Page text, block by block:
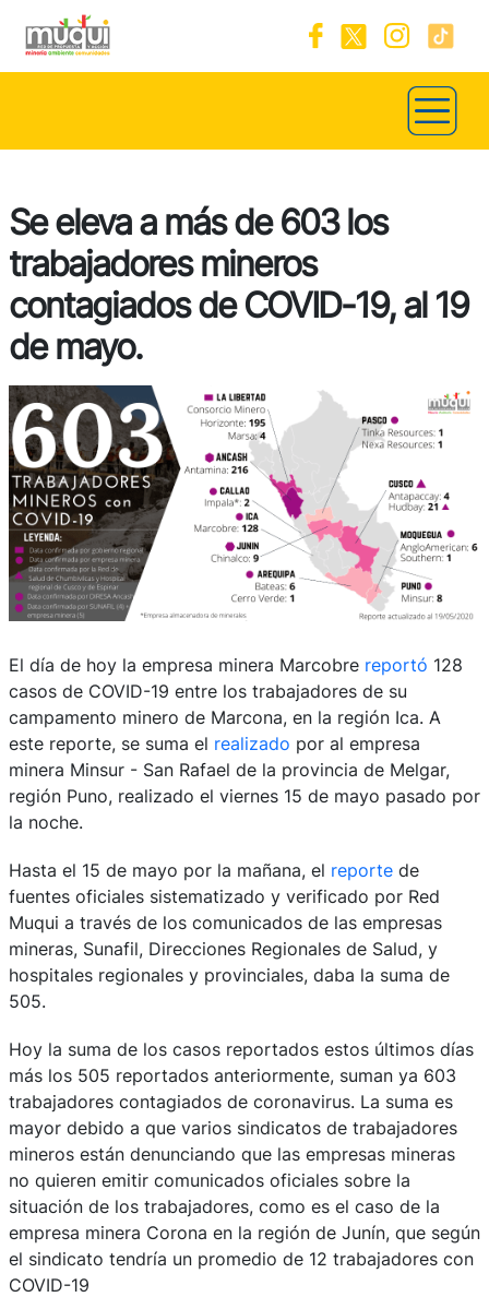
Se eleva a más de 603 los
trabajadores mineros
contagiados de COVID-19, al 19
de mayo.
El día de hoy la empresa minera Marcobre reportó 128
casos de COVID-19 entre los trabajadores de su
campamento minero de Marcona, en la región Ica. A
este reporte, se suma el realizado por al empresa
minera Minsur - San Rafael de la provincia de Melgar,
región Puno, realizado el viernes 15 de mayo pasado por
la noche.
Hasta el 15 de mayo por la mañana, el reporte de
fuentes oficiales sistematizado y verificado por Red
Muqui a través de los comunicados de las empresas
mineras, Sunafil, Direcciones Regionales de Salud, y
hospitales regionales y provinciales, daba la suma de
505.
Hoy la suma de los casos reportados estos últimos días
más los 505 reportados anteriormente, suman ya 603
trabajadores contagiados de coronavirus. La suma es
mayor debido a que varios sindicatos de trabajadores
mineros están denunciando que las empresas mineras
no quieren emitir comunicados oficiales sobre la
situación de los trabajadores, como es el caso de la
empresa minera Corona en la región de Junín, que según
el sindicato tendría un promedio de 12 trabajadores con
COVID-19